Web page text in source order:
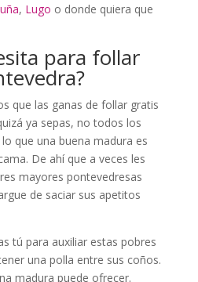
, Lugo o donde quiera que
para follar
que las ganas de follar gratis
ya sepas, no todos los
que una buena madura es
De ahí que a veces les
mayores pontevedresas
de saciar sus apetitos
tú para auxiliar estas pobres
una polla entre sus coños.
madura puede ofrecer.